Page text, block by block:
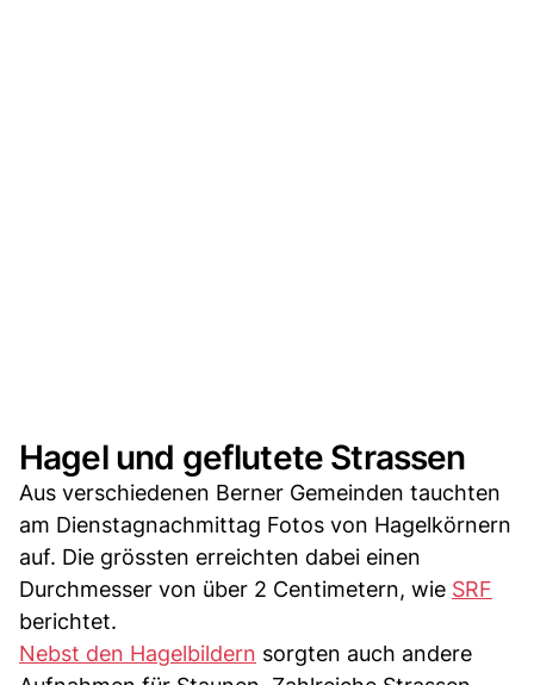
Hagel und geflutete Strassen
Aus verschiedenen Berner Gemeinden tauchten
am Dienstagnachmittag Fotos von Hagelkörnern
auf. Die grössten erreichten dabei einen
Durchmesser von über 2 Centimetern, wie SRF
berichtet.
Nebst den Hagelbildern sorgten auch andere